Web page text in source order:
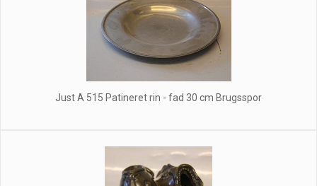
Just A 515 Patineret rin - fad 30 cm Brugsspor